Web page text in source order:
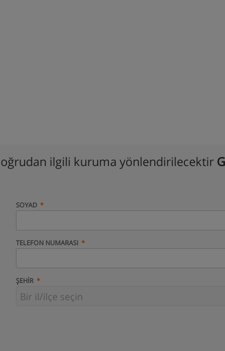
ilgili kuruma yönlendirilecektir
SOYAD
TELEFON NUMARASI
ŞEHIR